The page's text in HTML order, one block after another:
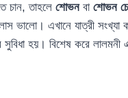
চান, তাহলে শোভনবা শোভন
ভালো। এখানে যাত্রী সংখ্যা
হয়। বিশেষ করে লালমনী